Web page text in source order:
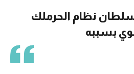
نظام الحرملك
بسببه